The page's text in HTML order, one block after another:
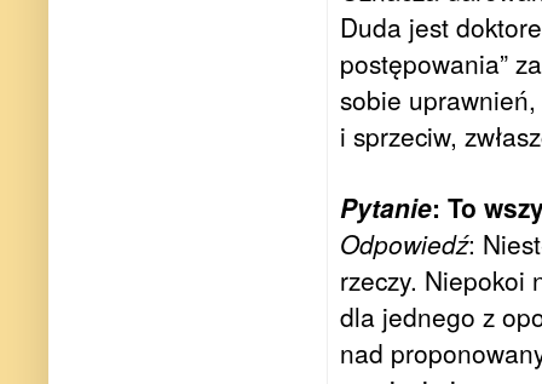
Duda jest
postępowania”
sobie
i sprzeciw,
Pytanie: To
Odpowiedź:
rzeczy. Niepokoi
dla jednego z
nad